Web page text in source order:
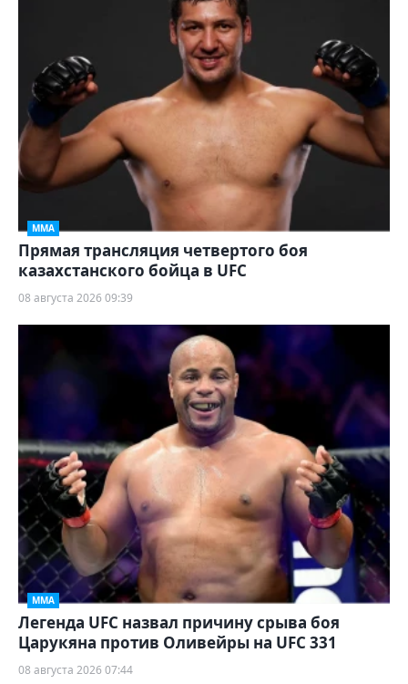
ММА
Прямая трансляция четвертого боя
казахстанского бойца в UFC
08 августа 2026 09:39
ММА
Легенда UFC назвал причину срыва боя
Царукяна против Оливейры на UFC 331
08 августа 2026 07:44